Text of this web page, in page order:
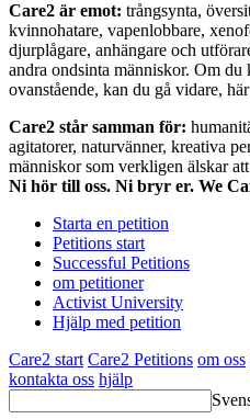
Care2 är emot: trångsynta,
kvinnohatare, vapenlobbare,
djurplågare, anhängare och
andra ondsinta människor. Om
ovanstående, kan du gå vidare,
Care2 står samman för:
agitatorer, naturvänner, kreativa
människor som verkligen älskar
Ni hör till oss. Ni bryr er. We
Starta en petition
Petitions start
Successful Petitions
om petitioner
Activist University
Hjälp med petition
Care2 start Care2 Petitions om oss
kontakta oss hjälp